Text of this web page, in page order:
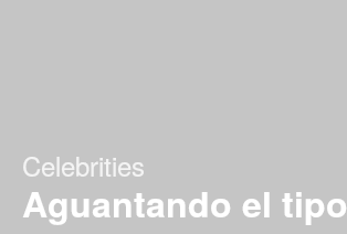
Celebrities
Aguantando el tipo